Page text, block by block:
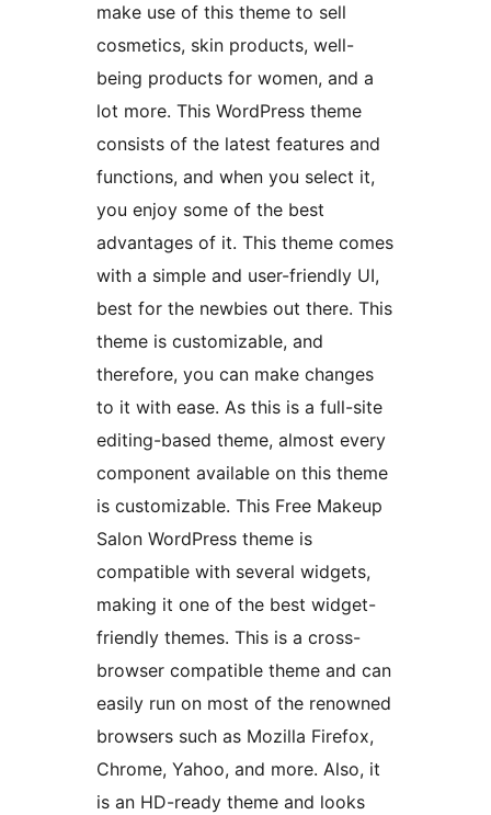
make use of this theme to sell
cosmetics, skin products, well-
being products for women, and a
lot more. This WordPress theme
consists of the latest features and
functions, and when you select it,
you enjoy some of the best
advantages of it. This theme comes
with a simple and user-friendly UI,
best for the newbies out there. This
theme is customizable, and
therefore, you can make changes
to it with ease. As this is a full-site
editing-based theme, almost every
component available on this theme
is customizable. This Free Makeup
Salon WordPress theme is
compatible with several widgets,
making it one of the best widget-
friendly themes. This is a cross-
browser compatible theme and can
easily run on most of the renowned
browsers such as Mozilla Firefox,
Chrome, Yahoo, and more. Also, it
is an HD-ready theme and looks